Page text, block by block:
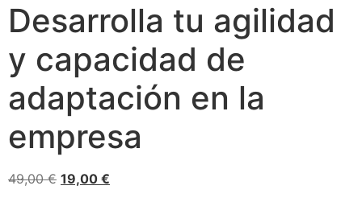
Desarrolla tu agilidad
y capacidad de
adaptación en la
empresa
49,00€ El
19,00 €